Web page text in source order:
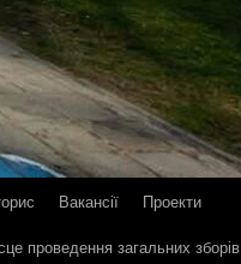
Вакансії
Проекти
проведення загальних зборів